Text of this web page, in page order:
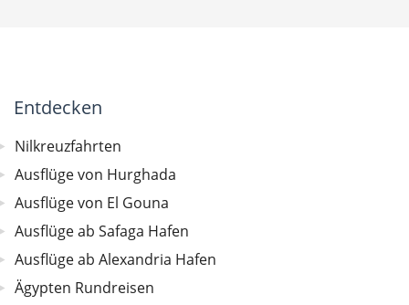
Entdecken
Nilkreuzfahrten
Ausflüge von Hurghada
Ausflüge von El Gouna
Ausflüge ab Safaga Hafen
Ausflüge ab Alexandria Hafen
Ägypten Rundreisen